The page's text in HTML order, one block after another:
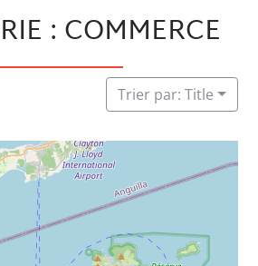
: COMMERCE
Trier par: Title